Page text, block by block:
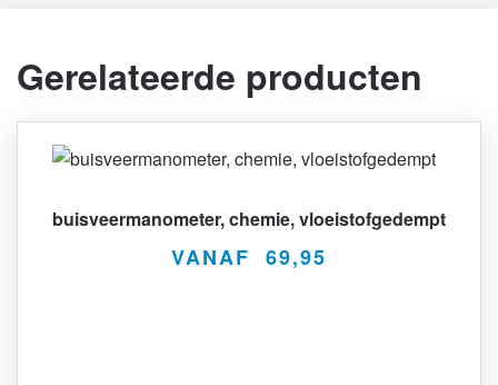
Gerelateerde producten
buisveermanometer, chemie, vloeistofgedempt
VANAF 69,95